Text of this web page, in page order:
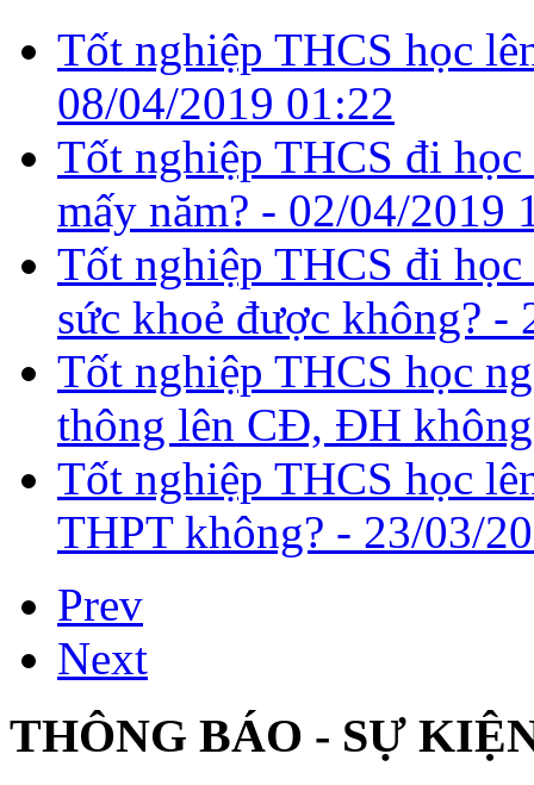
Tốt nghiệp THCS học
08/04/2019 01:22
Tốt nghiệp THCS đi
mấy năm? - 02/04/2019
Tốt nghiệp THCS đi học
sức khoẻ được không? -
Tốt nghiệp THCS học
thông lên CĐ, ĐH
Tốt nghiệp THCS học
THPT không? - 23/03/
Prev
Next
THÔNG BÁO - SỰ